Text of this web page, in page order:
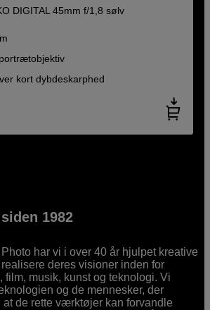
DIGITAL 45mm f/1,8 sølv
kort dybdeskarphed
1982
har vi i over 40 år hjulpet kreative
deres visioner inden for
film, musik, kunst og teknologi. Vi
og de mennesker, der
at de rette værktøjer kan forvandle